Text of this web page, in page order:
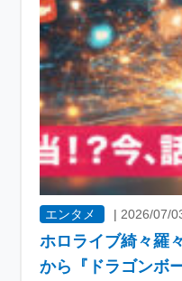
エンタメ | 2026/07/
ホロライブ綺々羅
から『ドラゴンボ